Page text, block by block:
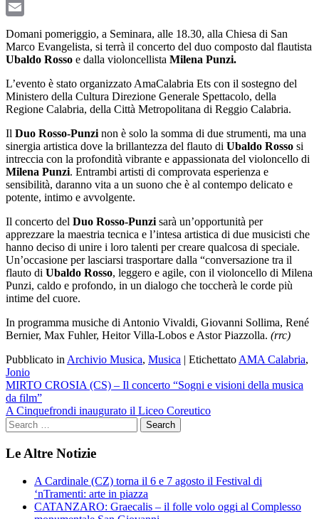
LinkedIn
Domani pomeriggio, a Seminara, alle 18.30, alla Chiesa di San
Marco Evangelista, si terrà il concerto del duo composto dal flautista
Ubaldo Rosso e dalla violoncellista Milena Punzi.
L’evento è stato organizzatoAmaCalabria Ets con il sostegno del
Ministero della Cultura Direzione Generale Spettacolo, della
Regione Calabria, della Città Metropolitana di Reggio Calabria.
Il Duo Rosso-Punzinon è solo la somma di due strumenti, ma una
sinergia artistica dove la brillantezza del flauto di Ubaldo Rosso si
intreccia con la profondità vibrante e appassionata del violoncello di
Milena Punzi. Entrambi artisti di comprovata esperienza e
sensibilità, daranno vita a un suono che è al contempo delicato e
potente, intimo e avvolgente.
Il concerto del Duo Rosso-Punzisarà un’opportunità per
apprezzare la maestria tecnica e l’intesa artistica di due musicisti che
hanno deciso di unire i loro talenti per creare qualcosa di speciale.
Un’occasione per lasciarsi trasportare dalla “conversazione tra il
flauto di Ubaldo Rosso, leggero e agile, con il violoncello di Milena
Punzi, caldo e profondo, in un dialogo che toccherà le corde più
intime del cuore.
In programma musiche di Antonio Vivaldi, Giovanni Sollima, René
Bernier, Max Fuhler, Heitor Villa-Lobos eAstor Piazzolla. (rrc)
Pubblicato inArchivio Musica, Musica | EtichettatoAMA Calabria,
Jonio
Navigazione
articoli
MIRTO CROSIA (CS) – Il concerto “Sogni e visioni della musica
da film”
A Cinquefrondi inaugurato il Liceo Coreutico
Le Altre Notizie
A Cardinale (CZ) torna il 6 e 7 agosto il Festival di
‘nTramenti: arte in piazza
CATANZARO: Graecalis – il folle volo oggi al Complesso